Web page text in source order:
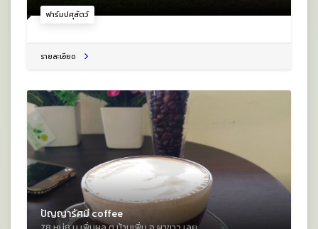
ฟาร์มปศุสัตว์
รายละเอียด
ปัญญารัศมี coffee